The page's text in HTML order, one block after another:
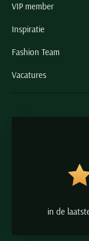
VIP member
Inspiratie
Fashion Team
Vacatures
in de